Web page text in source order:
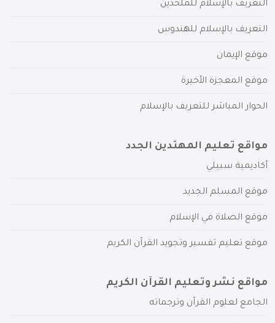
التعريف بالإسلام للملحدين
التعريف بالإسلام للهندوس
موقع الإيمان
موقع المعجزة الأخيرة
الحوار المباشر للتعريف بالإسلام
مواقع تعليم المهتدين الجدد
أكاديمية سبيلي
موقع المسلم الجديد
موقع الصلاة في الإسلام
موقع تعليم تفسير وتجويد القرآن الكريم
مواقع نشر وتعليم القرآن الكريم
الجامع لعلوم القرآن وترجماته